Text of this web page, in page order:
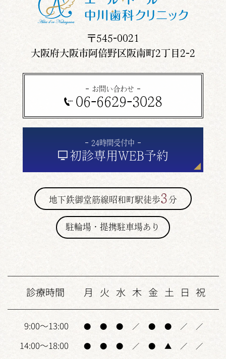
〒545-0021
大阪府大阪市阿倍野区阪南町2丁目2-2
お問い合わせ
06-6629-3028
24時間受付中
初診専用WEB予約
地下鉄御堂筋線昭和町駅徒歩3分
駐輪場・提携駐車場あり
診療時間 月 火 水 木 金 土 日 祝
9:00～13:00 ● ● ● ／ ● ● ／ ／
14:00～18:00 ● ● ● ／ ● ▲ ／ ／